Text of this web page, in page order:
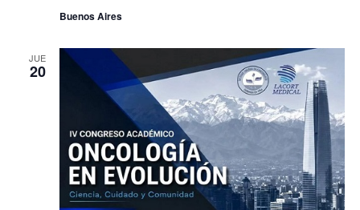
Buenos Aires
JUE
20